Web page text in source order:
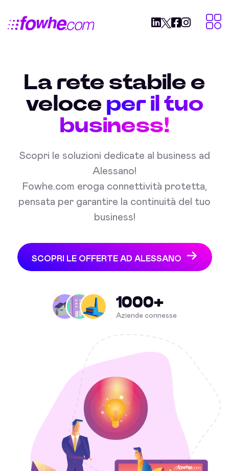
La rete stabile e
veloce per il tuo
business!
Scopri le soluzioni dedicate al business ad
Alessano!
Fowhe.com eroga connettività protetta,
pensata per garantire la continuità del tuo
business!
SCOPRI LE OFFERTE AD ALESSANO
1000+
Aziende connesse